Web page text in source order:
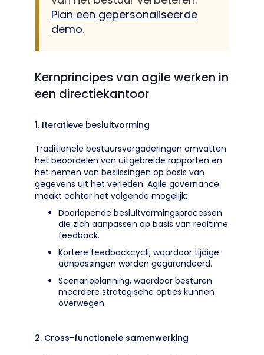
Plan een gepersonaliseerde
demo.
Kernprincipes van agile werken in
een directiekantoor
1. Iteratieve besluitvorming
Traditionele bestuursvergaderingen omvatten
het beoordelen van uitgebreide rapporten en
het nemen van beslissingen op basis van
gegevens uit het verleden. Agile governance
maakt echter het volgende mogelijk:
Doorlopende besluitvormingsprocessen
die zich aanpassen op basis van realtime
feedback.
Kortere feedbackcycli, waardoor tijdige
aanpassingen worden gegarandeerd.
Scenarioplanning, waardoor besturen
meerdere strategische opties kunnen
overwegen.
2. Cross-functionele samenwerking